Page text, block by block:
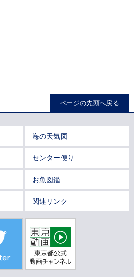
ページの先頭へ戻る
海の天気図
センター便り
お魚図鑑
関連リンク